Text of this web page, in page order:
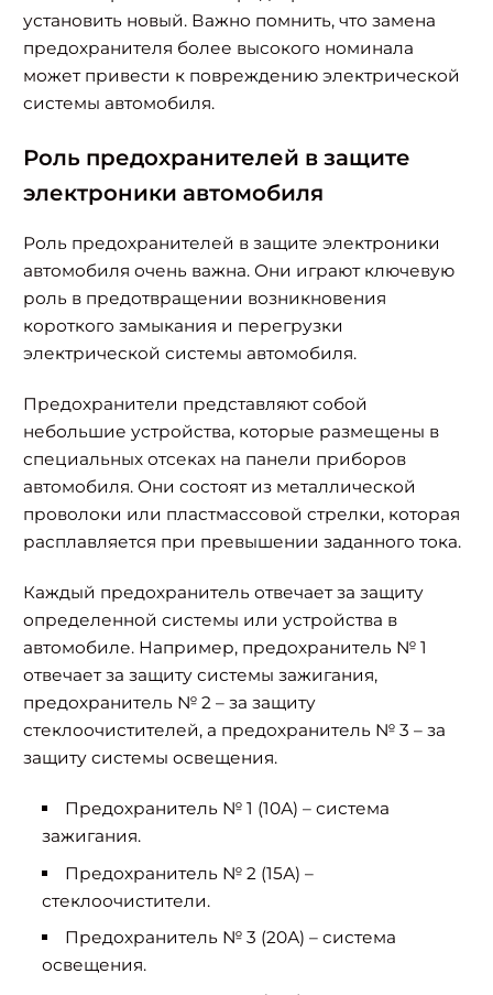
установить новый. Важно помнить, что замена
предохранителя более высокого номинала
может привести к повреждению электрической
системы автомобиля.
Роль предохранителей в защите
электроники автомобиля
Роль предохранителей в защите электроники
автомобиля очень важна. Они играют ключевую
роль в предотвращении возникновения
короткого замыкания и перегрузки
электрической системы автомобиля.
Предохранители представляют собой
небольшие устройства, которые размещены в
специальных отсеках на панели приборов
автомобиля. Они состоят из металлической
проволоки или пластмассовой стрелки, которая
расплавляется при превышении заданного тока.
Каждый предохранитель отвечает за защиту
определенной системы или устройства в
автомобиле. Например, предохранитель № 1
отвечает за защиту системы зажигания,
предохранитель № 2 – за защиту
стеклоочистителей, а предохранитель № 3 – за
защиту системы освещения.
Предохранитель № 1 (10А) – система
зажигания.
Предохранитель № 2 (15А) –
стеклоочистители.
Предохранитель № 3 (20А) – система
освещения.
Найти: